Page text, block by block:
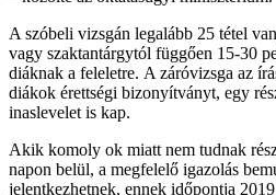
A szóbeli vizsgán legalább 25 tétel
vagy szaktantárgytól függően 15-30
diáknak a feleletre. A záróvizsga az
diákok érettségi bizonyítványt, egy
inaslevelet is kap.
Akik komoly ok miatt nem tudnak
napon belül, a megfelelő igazolás
jelentkezhetnek, ennek időpontja